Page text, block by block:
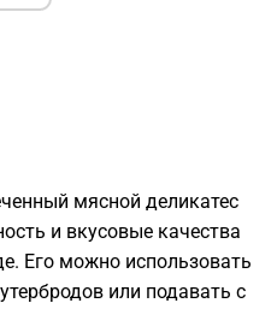
мясной деликатес
и вкусовые качества
Его можно использовать
или подавать с